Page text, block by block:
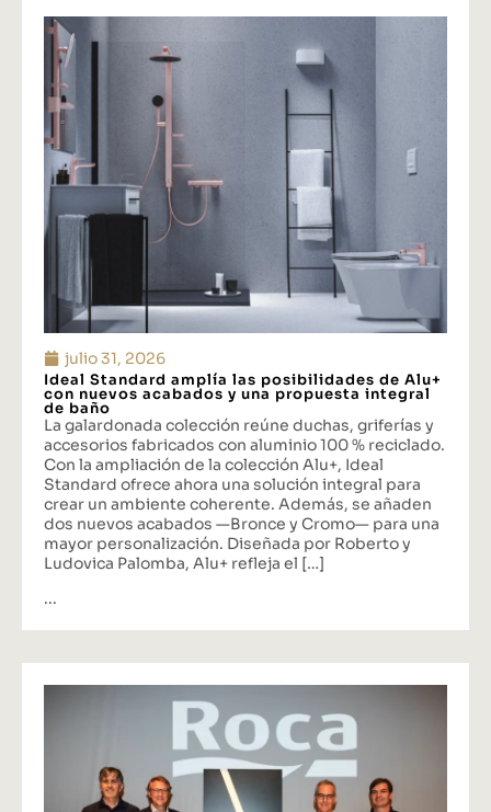
julio 31, 2026
Ideal Standard amplía las posibilidades de Alu+
con nuevos acabados y una propuesta integral
de baño
La galardonada colección reúne duchas, griferías y
accesorios fabricados con aluminio 100 % reciclado.
Con la ampliación de la colección Alu+, Ideal
Standard ofrece ahora una solución integral para
crear un ambiente coherente. Además, se añaden
dos nuevos acabados —Bronce y Cromo— para una
mayor personalización. Diseñada por Roberto y
Ludovica Palomba, Alu+ refleja el […]
...